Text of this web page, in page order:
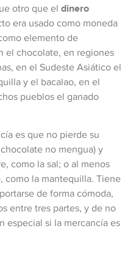
otro que el dinero
era usado como moneda
elemento de
el chocolate, en regiones
en el Sudeste Asiático el
y el bacalao, en el
pueblos el ganado
es que no pierde su
no mengua) y
como la sal; o al menos
como la mantequilla. Tiene
de forma cómoda,
entre tres partes, y de no
especial si la mercancía es